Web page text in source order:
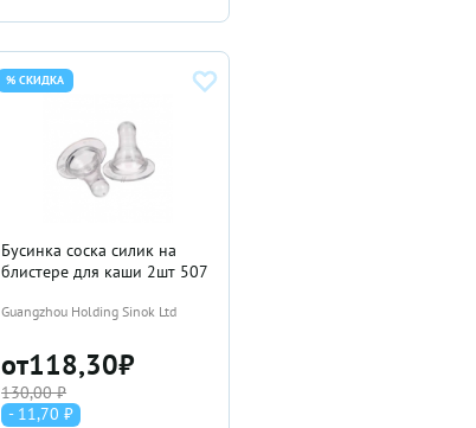
% СКИДКА
Бусинка соска силик на
блистере для каши 2шт 507
Guangzhou Holding Sinok Ltd
от118,30₽
130,00 ₽
- 11,70 ₽